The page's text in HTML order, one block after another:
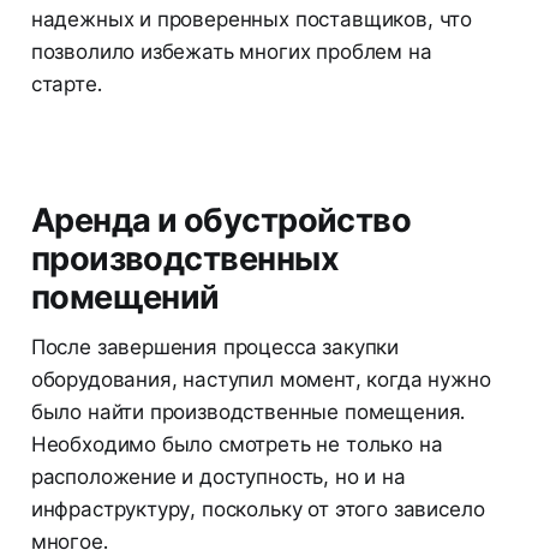
надежных и проверенных поставщиков, что
позволило избежать многих проблем на
старте.
Аренда и обустройство
производственных
помещений
После завершения процесса закупки
оборудования, наступил момент, когда нужно
было найти производственные помещения.
Необходимо было смотреть не только на
расположение и доступность, но и на
инфраструктуру, поскольку от этого зависело
многое.